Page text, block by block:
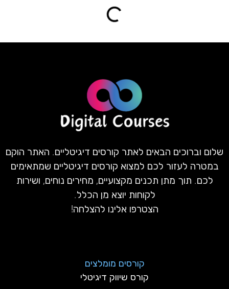
שלום וברוכים הבאים לאתר קורסים דיגיטליים. האתר הוקם
במטרה לעזור לכם למצוא קורסים דיגיטליים שמתאימים
לכם. תוך מתן תכנים מקצועיים, מחירים נוחים, ושירות
לקוחות יוצא מן הכלל.
הצטרפו אלינו להצלחה!
קורסים מומלצים
קורס שיווק דיגיטלי